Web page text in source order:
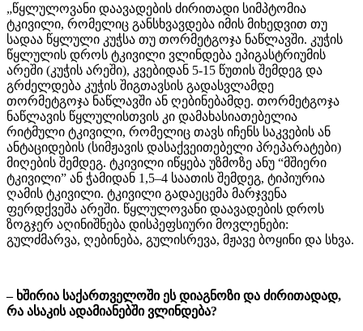
„წყლულოვანი დაავადების ძირითადი სიმპტომია
ტკივილი, რომელიც განსხვავდება იმის მიხედვით თუ
სადაა წყლული კუჭსა თუ თორმეტგოჯა ნაწლავში. კუჭის
წყლულის დროს ტკივილი ვლინდება ეპიგასტრიუმის
არეში (კუჭის არეში), კვებიდან 5-15 წუთის შემდეგ და
გრძელდება კუჭის შიგთავსის გადასვლამდე
თორმეტგოჯა ნაწლავში ან ღებინებამდე. თორმეტგოჯა
ნაწლავის წყლულისთვის კი დამახასიათებელია
რიტმული ტკივილი, რომელიც თავს იჩენს საკვების ან
ანტაციდების (სიმჟავის დასაქვეითებელი პრეპარატები)
მიღების შემდეგ. ტკივილი იწყება უზმოზე ანუ “მშიერი
ტკივილი” ან ჭამიდან 1,5–4 საათის შემდეგ, ტიპიურია
ღამის ტკივილი. ტკივილი გადაეცემა მარჯვენა
ფერდქვეშა არეში. წყლულოვანი დაავადების დროს
ზოგჯერ აღინიშნება დისპეფსიური მოვლენები:
გულძმარვა, ღებინება, გულისრევა, მჟავე ბოყინი და სხვა.
– ხშირია საქართველოში ეს დიაგნოზი და ძირითადად,
რა ასაკის ადამიანებში ვლინდება?